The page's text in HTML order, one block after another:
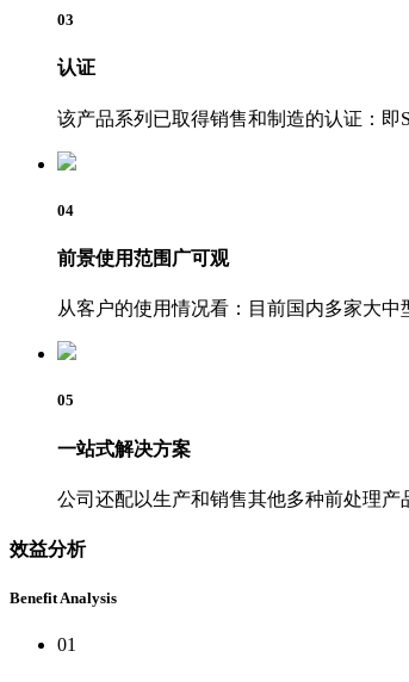
03
认证
该产品系列已取得销售和制造的认证：即
04
前景使用范围广可观
从客户的使用情况看：目前国内多家大
05
一站式解决方案
公司还配以生产和销售其他多种前处理产
效益分析
Benefit Analysis
01